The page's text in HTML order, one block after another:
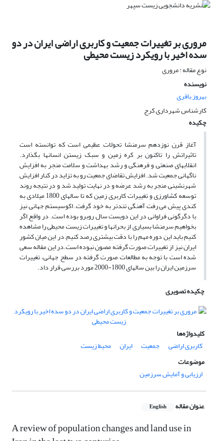
مروری بر تغییرات جمعیت و کاربری اراضی ایران در دو
سده اخیر با رویکرد زیست محیطی
نوع مقاله : مروری
نویسنده
بهروز باقری
کارشناس شهرداری کرج
چکیده
آغاز قرن نوزدهم سرمنشا تحولات عظیمی است که توانسته است
تاثیراتش را تاکنون بر کره زمین و سبک زیستن انسانها بگذارد.
انقلابهای صنعتی و فرهنگی و رشد بهداشت و سلامت منجر به افزایش
ناگهانی جمعیت شد. افزایش تقاضای جمعیت رو به تزاید در کنار افزایش
شهرنشینی منجر به رشد عرضه و در نهایت تولید شد و در نتیجه روند
توسعه کشاورزی و تغییرات کاربری زمین که تا سالهای 1800 میلادی به
کندی پیش می رفت آهنگی تندتر به خود گرفت. اکوسیستم جهانی نیز
با دگرگونی فراوانی در این دویست سال روبرو بوده است. در واقع اگر
بخواهیم سرمنشا بسیاری از بحرانها و تغییرات زیست محیطی را مشاهده
کنیم باید این دوره مهم را با دقت بیشتری رصد کنیم.در این میان کشور
ایران نیز از تغییرات صورت گرفته مصون نبوده است.در این مقاله سعی
شده است با توجه به مطالعات صورت گرفته در سطح جهانی، تغییرات
سرزمین ایران را بین سالهای 1800-2000 مورد بررسی قرار داد.
چکیده تصویری
کلیدواژه‌ها
کاربری اراضی
جمعیت ایران
محیط زیست
موضوعات
ارزیابی و آمایش سرزمین
عنوان مقاله English
A review of population changes and land use in